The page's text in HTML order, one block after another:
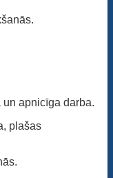
apnicīga darba.
plašas